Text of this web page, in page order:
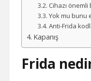
Cihazı önemli
Yok mu bunu
Anti-Frida
Kapanış
Frida